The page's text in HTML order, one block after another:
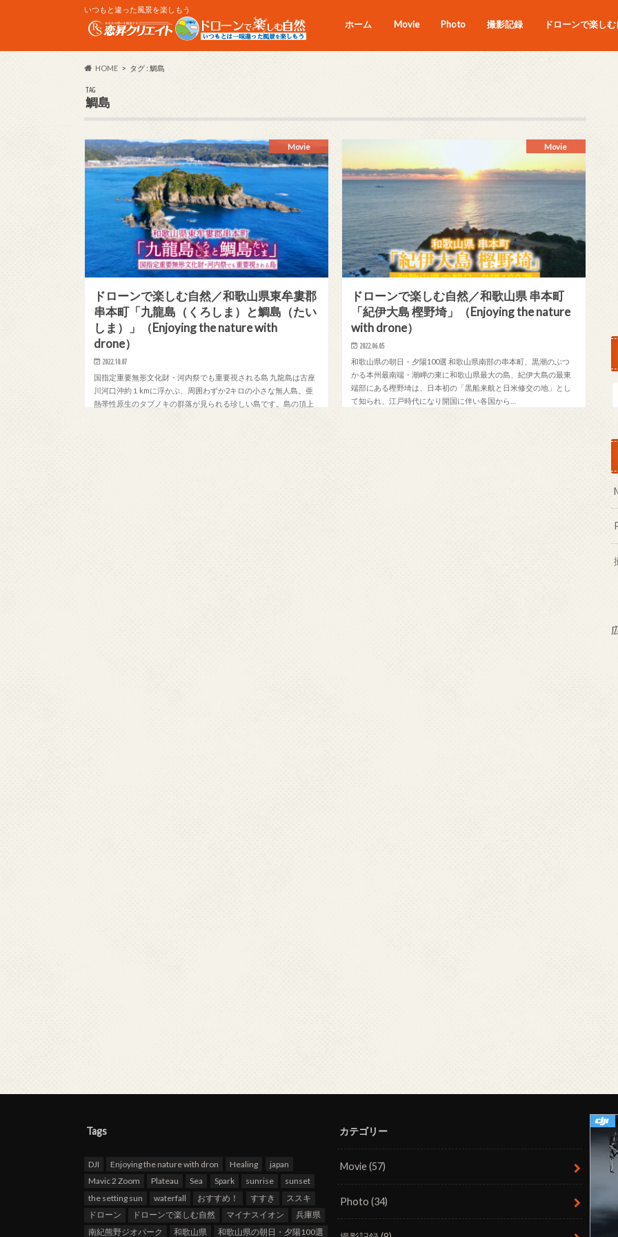
いつもと違った風景を楽しもう
ホーム Movie Photo 撮影記録 ドローンで楽し
HOME タグ : 鯛島
TAG
鯛島
Movie
ドローンで楽しむ自然／和歌山県東牟婁郡
串本町「九龍島（くろしま）と鯛島（たい
しま）」（Enjoying the nature with
drone）
2022.10.07
国指定重要無形文化財・河内祭でも重要視される島 九龍島は古座
川河口沖約１kmに浮かぶ、周囲わずか2キロの小さな無人島。亜
熱帯性原生のタブノキの群落が見られる珍しい島です。島の頂上
Movie
ドローンで楽しむ自然／和歌山県 串本町
「紀伊大島 樫野埼」（Enjoying the nature
with drone）
2022.06.05
和歌山県の朝日・夕陽100選 和歌山県南部の串本町、黒潮のぶつ
かる本州最南端・潮岬の東に和歌山県最大の島、紀伊大島の最東
端部にある樫野埼は、日本初の「黒船来航と日米修交の地」とし
て知られ、江戸時代になり開国に伴い各国から…
Tags
DJI Enjoying the nature with dron Healing
japan
Mavic 2 Zoom
Plateau Sea Spark sunrise
sunset
the setting sun
waterfall おすすめ！ すすき
ススキ
ドローン
ドローンで楽しむ自然 マイナスイオン
兵庫県
南紀熊野ジオパーク
和歌山県 和歌山県の朝日・夕陽100選
カテゴリー
Movie(57)
Photo (34)